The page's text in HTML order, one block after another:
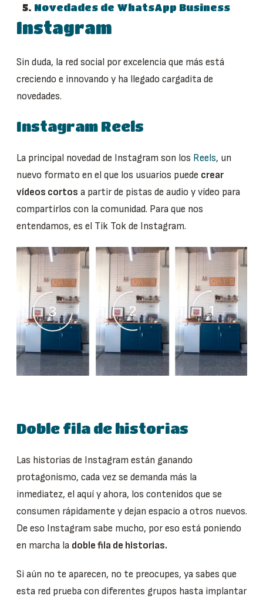
Novedades de WhatsApp Business
Instagram
Sin duda, la red social por excelencia que más está
creciendo e innovando y ha llegado cargadita de
novedades.
Instagram Reels
La principal novedad de Instagram son los Reels, un
nuevo formato en el que los usuarios puede crear
vídeos cortos a partir de pistas de audio y vídeo para
compartirlos con la comunidad. Para que nos
entendamos, es el Tik Tok de Instagram.
Doble fila de historias
Las historias de Instagram están ganando
protagonismo, cada vez se demanda más la
inmediatez, el aquí y ahora, los contenidos que se
consumen rápidamente y dejan espacio a otros nuevos.
De eso Instagram sabe mucho, por eso está poniendo
en marcha la doble fila de historias.
Si aún no te aparecen, no te preocupes, ya sabes que
esta red prueba con diferentes grupos hasta implantar